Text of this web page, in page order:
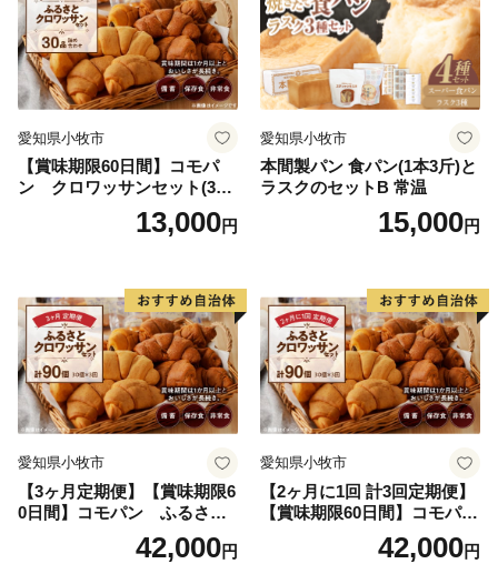
飯舘村はこれからも、『 明日が待ち遠しくなるよう
な、ワクワクする楽しいふるさと 』の実現を目指して
頑張ります。
飯舘村をぜひ応援してください！！ 皆様の心温まるご
支援をお待ちしております。
愛知県小牧市
【賞味期限60日間】コモパ
ン クロワッサンセット(30
個入り)／災害用備蓄 保存食
非常食 防災グッズにも
13,000円
愛知県小牧市
本間製パン 食パン(1本3斤)と
ラスクのセットB 常温
15,000円
愛知県小牧市
【3ヶ月定期便】【賞味期限6
0日間】コモパン ふるさと
クロワッサンセット（計90
個）／災害用備蓄 保存食 非
42,000円
愛知県小牧市
【2ヶ月に1回 計3回定期便】
【賞味期限60日間】コモパ
ン ふるさとクロワッサンセ
ット（計90個）／災害用備蓄
42,000円